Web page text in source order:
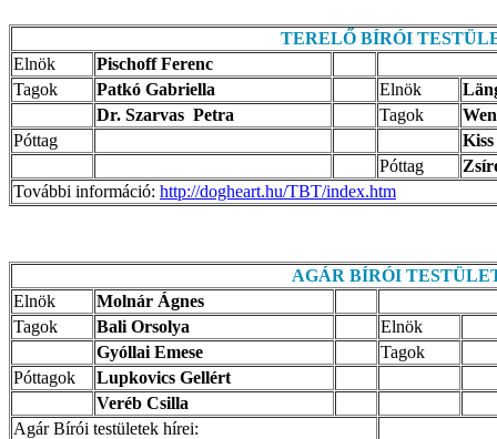
TERELŐ BÍRÓI
Elnök
Pischoff Ferenc
Tagok
Patkó Gabriella Elnök
Dr. Szarvas Petra
Tagok
Póttag
Póttag
További információ: http://dogheart.hu/TBT/index.htm
AGÁR BÍRÓI
Elnök
Molnár Ágnes
Tagok
Bali Orsolya
Elnök
Gyóllai Emese
Tagok
Póttagok
Lupkovics Gellért
Veréb Csilla
Agár Bírói testületek hírei: